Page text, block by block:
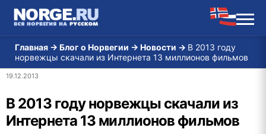
Главная → Блог о Норвегии → Новости → В 2013 году
норвежцы скачали из Интернета 13 миллионов фильмов
19.12.2013
В 2013 году норвежцы скачали из
Интернета 13 миллионов фильмов